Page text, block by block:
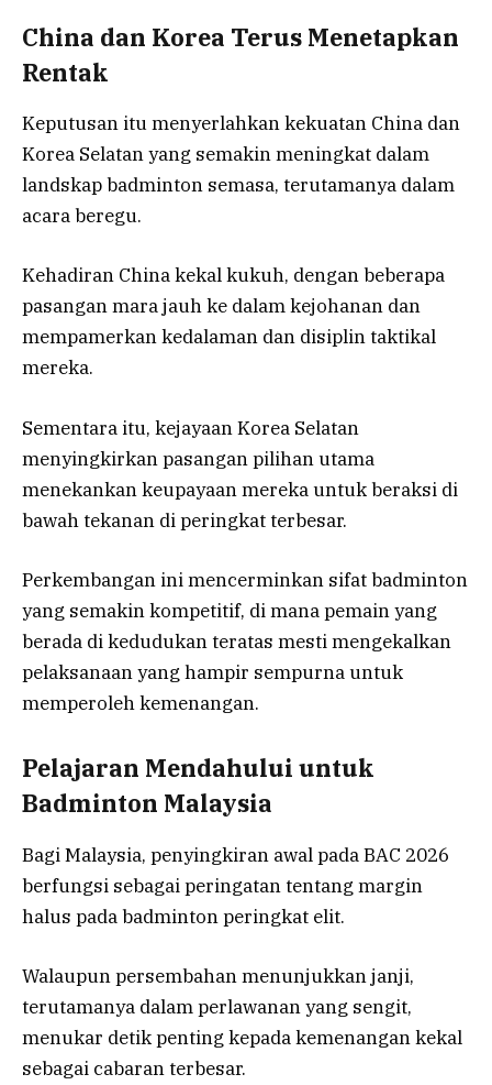
China dan Korea Terus Menetapkan
Rentak
Keputusan itu menyerlahkan kekuatan China dan
Korea Selatan yang semakin meningkat dalam
landskap badminton semasa, terutamanya dalam
acara beregu.
Kehadiran China kekal kukuh, dengan beberapa
pasangan mara jauh ke dalam kejohanan dan
mempamerkan kedalaman dan disiplin taktikal
mereka.
Sementara itu, kejayaan Korea Selatan
menyingkirkan pasangan pilihan utama
menekankan keupayaan mereka untuk beraksi di
bawah tekanan di peringkat terbesar.
Perkembangan ini mencerminkan sifat badminton
yang semakin kompetitif, di mana pemain yang
berada di kedudukan teratas mesti mengekalkan
pelaksanaan yang hampir sempurna untuk
memperoleh kemenangan.
Pelajaran Mendahului untuk
Badminton Malaysia
Bagi Malaysia, penyingkiran awal pada BAC 2026
berfungsi sebagai peringatan tentang margin
halus pada badminton peringkat elit.
Walaupun persembahan menunjukkan janji,
terutamanya dalam perlawanan yang sengit,
menukar detik penting kepada kemenangan kekal
sebagai cabaran terbesar.